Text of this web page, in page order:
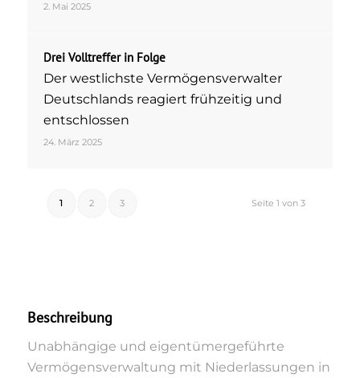
2. Mai 2025
Drei Volltreffer in Folge
Der westlichste Vermögensverwalter
Deutschlands reagiert frühzeitig und
entschlossen
24. März 2025
Seite 1 von 3
1 2 3
Beschreibung
Unabhängige und eigentümergeführte
Vermögensverwaltung mit Niederlassungen in